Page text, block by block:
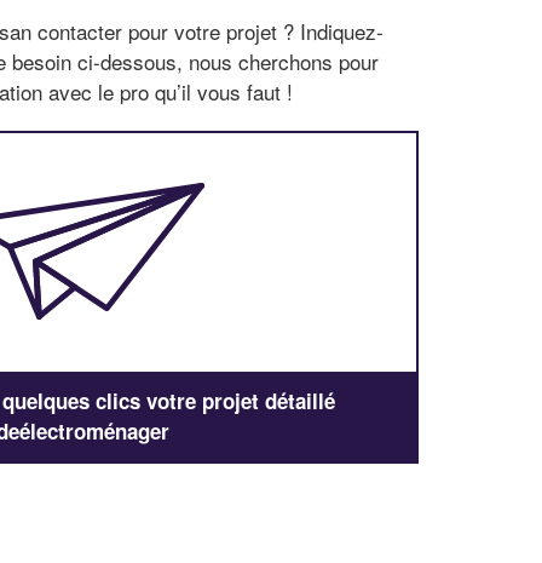
contacter pour votre projet ? Indiquez-
besoin ci-dessous, nous cherchons pour
avec le pro qu’il vous faut !
clics votre projet détaillé